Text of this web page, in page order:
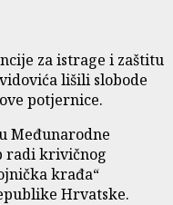
za istrage i zaštitu
lišili slobode
potjernice.
Međunarodne
radi krivičnog
krađa“
Hrvatske.